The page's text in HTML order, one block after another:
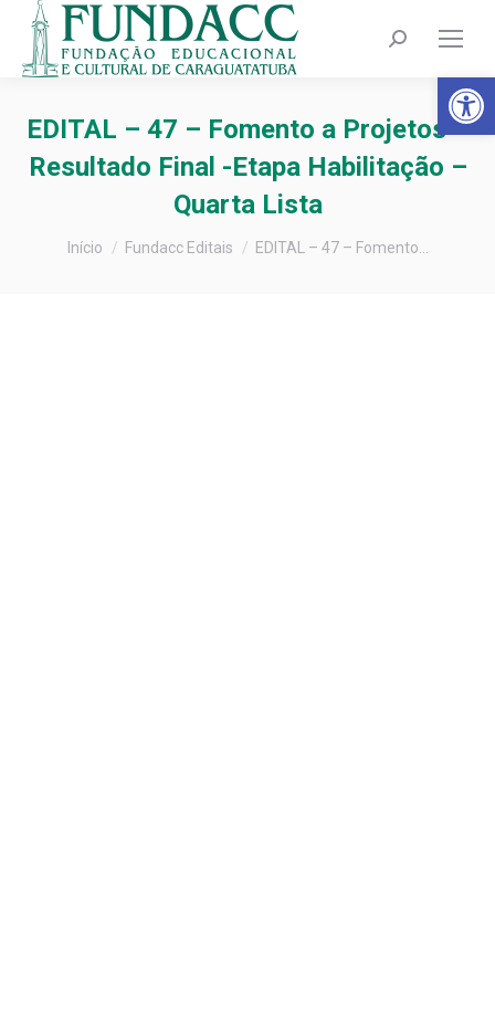
Barra de
Search:
EDITAL – 47 – Fomento a Projetos –
Resultado Final -Etapa Habilitação –
Quarta Lista
Você está aqui:
Início Fundacc Editais EDITAL – 47 – Fomento…